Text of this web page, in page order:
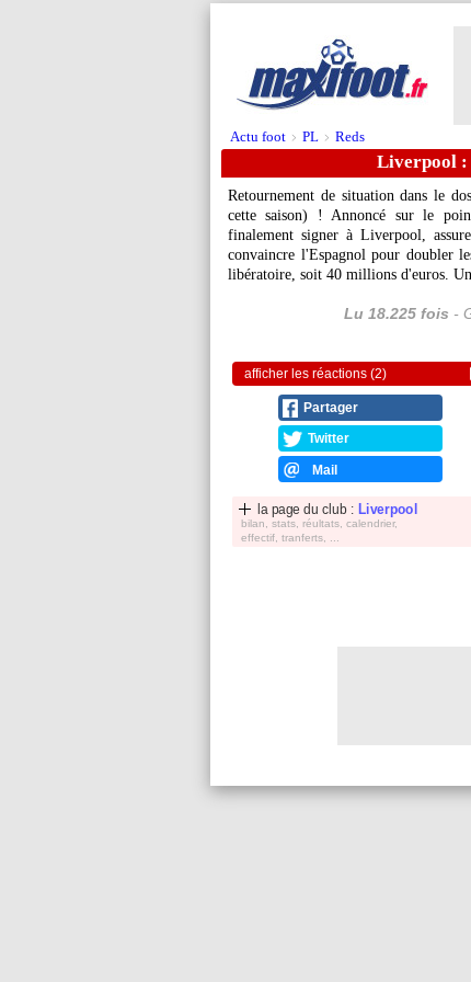
Actu foot > PL > Reds
Liverpool :
Retournement de situation dans le
cette saison) ! Annoncé sur le
finalement signer à Liverpool,
convaincre l'Espagnol pour doubler
libératoire, soit 40 millions d'euros.
Lu 18.225 fois -
afficher les réactions (2)
Partager
Twitter
Mail
la page du club : Liverpool
bilan, stats, réultats, calendrier,
effectif, tranferts, ...